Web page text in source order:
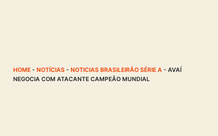
HOME- NOTÍCIAS- NOTICIAS BRASILEIRÃO SÉRIE A - AVAÍ
NEGOCIA COM ATACANTE CAMPEÃO MUNDIAL